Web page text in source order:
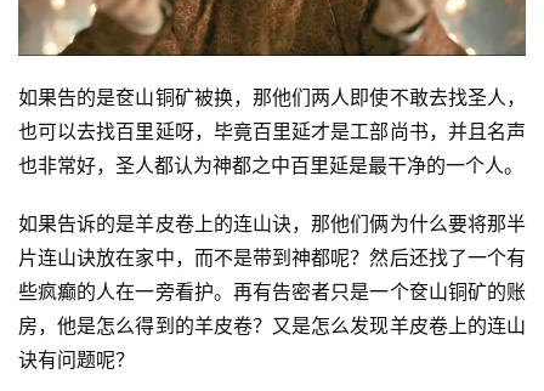
如果告的是奁山铜矿被换，那他们两人即使不敢去找圣人，
也可以去找百里延呀，毕竟百里延才是工部尚书，并且名声
也非常好，圣人都认为神都之中百里延是最干净的一个人。
如果告诉的是羊皮卷上的连山诀，那他们俩为什么要将那半
片连山诀放在家中，而不是带到神都呢？然后还找了一个有
些疯癫的人在一旁看护。再有告密者只是一个奁山铜矿的账
房，他是怎么得到的羊皮卷？又是怎么发现羊皮卷上的连山
诀有问题呢？